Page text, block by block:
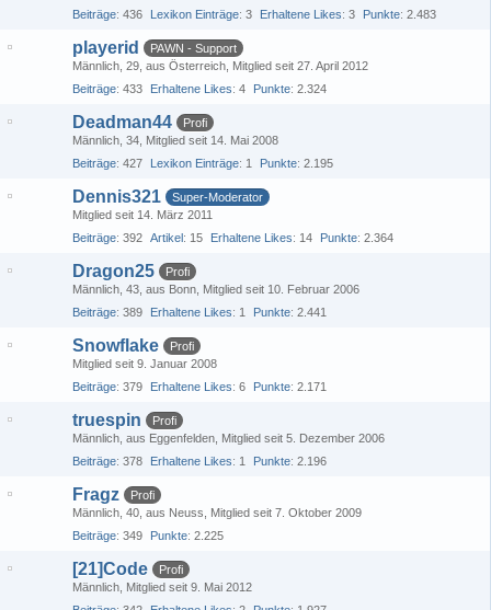
Beiträge 436 Lexikon Einträge 3 Erhaltene Likes 3 Punkte 2.483
playerid
PAWN - Support
Männlich 29 aus Österreich Mitglied seit 27. April 2012
Beiträge 433 Erhaltene Likes 4 Punkte 2.324
Deadman44
Profi
Männlich 34 Mitglied seit 14. Mai 2008
Beiträge 427 Lexikon Einträge 1 Punkte 2.195
Dennis321
Super-Moderator
Mitglied seit 14. März 2011
Beiträge 392 Artikel 15 Erhaltene Likes 14 Punkte 2.364
Dragon25
Profi
Männlich 43 aus Bonn Mitglied seit 10. Februar 2006
Beiträge 389 Erhaltene Likes 1 Punkte 2.441
Snowflake
Profi
Mitglied seit 9. Januar 2008
Beiträge 379 Erhaltene Likes 6 Punkte 2.171
truespin
Profi
Männlich aus Eggenfelden Mitglied seit 5. Dezember 2006
Beiträge 378 Erhaltene Likes 1 Punkte 2.196
Fragz
Profi
Männlich 40 aus Neuss
Mitglied seit 7. Oktober 2009
Beiträge 349 Punkte 2.225
[21]Code
Profi
Männlich Mitglied seit 9. Mai 2012